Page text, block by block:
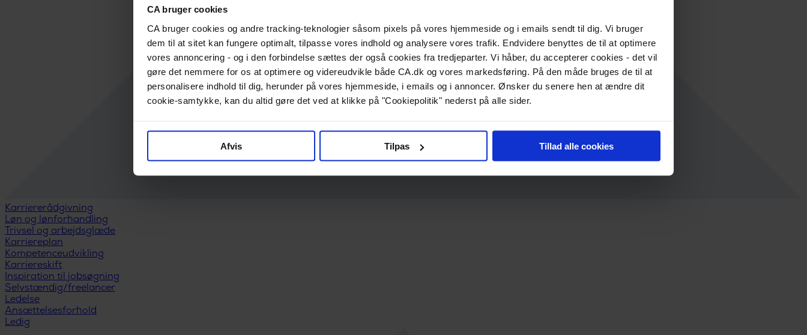
CA bruger cookies
CA bruger cookies og andre tracking-teknologier såsom pixels på vores hjemmeside og i emails sendt til dig. Vi bruger
dem til at sitet kan fungere optimalt, tilpasse vores indhold og analysere vores trafik. Endvidere benyttes de til at optimere
vores annoncering - og i den forbindelse sættes der også cookies fra tredjeparter. Vi håber, du accepterer cookies - det vil
gøre det nemmere for os at optimere og videreudvikle både CA.dk og vores markedsføring. På den måde bruges de til at
personalisere indhold til dig, herunder på vores hjemmeside, i emails og i annoncer. Ønsker du senere hen at ændre dit
cookie-samtykke, kan du altid gøre det ved at klikke på "Cookiepolitik" nederst på alle sider.
Afvis Tilpas Tillad alle cookies
Karriererådgivning
Løn og lønforhandling
Trivsel og arbejdsglæde
Karriereplan
Kompetenceudvikling
Karriereskift
Inspiration til jobsøgning
Selvstændig/freelancer
Ledelse
Ansættelsesforhold
Ledig